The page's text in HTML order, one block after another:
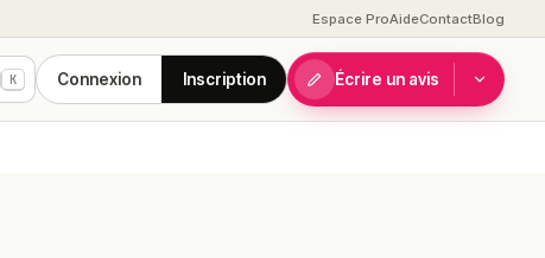
Espace ProAideContactBlog
K Connexion Inscription Écrire un avis